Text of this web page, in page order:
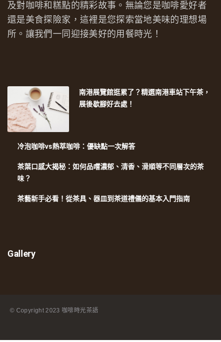
及對咖啡和糕點的精彩故事。無論您是咖啡愛好者
還是美食探險家，這裡是您探索當地美味的理想場
所。讓我們一同迎接美好的用餐時光！
南港展覽館逛累了？精選南港車站下午茶，
展後歇腳好去處！
冷泡咖啡vs熱萃咖啡：優缺點一次解答
茶葉口感大揭秘：如何品嚐濃郁、清香、滑順等不同層次的茶
味？
茶藝新手必看！從茶具、器皿到茶道禮儀的基本入門指南
Gallery
© Copyright2023 咖啡時光茶語